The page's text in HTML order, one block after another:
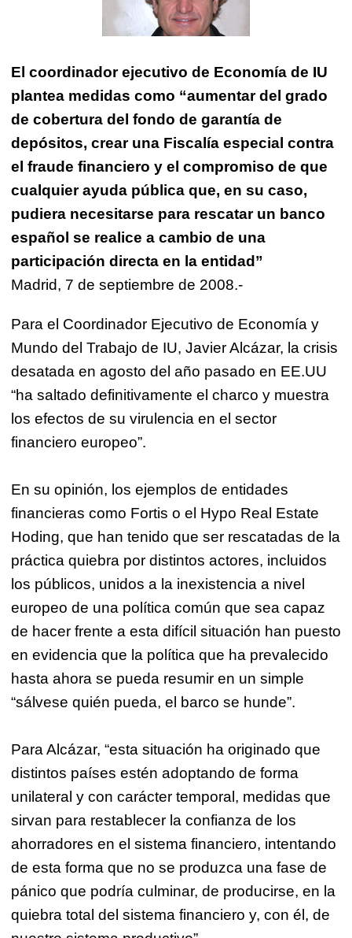
El coordinador ejecutivo de Economía de IU
plantea medidas como “aumentar del grado
de cobertura del fondo de garantía de
depósitos, crear una Fiscalía especial contra
el fraude financiero y el compromiso de que
cualquier ayuda pública que, en su caso,
pudiera necesitarse para rescatar un banco
español se realice a cambio de una
participación directa en la entidad”
Madrid, 7 de septiembre de 2008.-
Para el Coordinador Ejecutivo de Economía y
Mundo del Trabajo de IU, Javier Alcázar, la crisis
desatada en agosto del año pasado en EE.UU
“ha saltado definitivamente el charco y muestra
los efectos de su virulencia en el sector
financiero europeo”.
En su opinión, los ejemplos de entidades
financieras como Fortis o el Hypo Real Estate
Hoding, que han tenido que ser rescatadas de la
práctica quiebra por distintos actores, incluidos
los públicos, unidos a la inexistencia a nivel
europeo de una política común que sea capaz
de hacer frente a esta difícil situación han puesto
en evidencia que la política que ha prevalecido
hasta ahora se pueda resumir en un simple
“sálvese quién pueda, el barco se hunde”.
Para Alcázar, “esta situación ha originado que
distintos países estén adoptando de forma
unilateral y con carácter temporal, medidas que
sirvan para restablecer la confianza de los
ahorradores en el sistema financiero, intentando
de esta forma que no se produzca una fase de
pánico que podría culminar, de producirse, en la
quiebra total del sistema financiero y, con él, de